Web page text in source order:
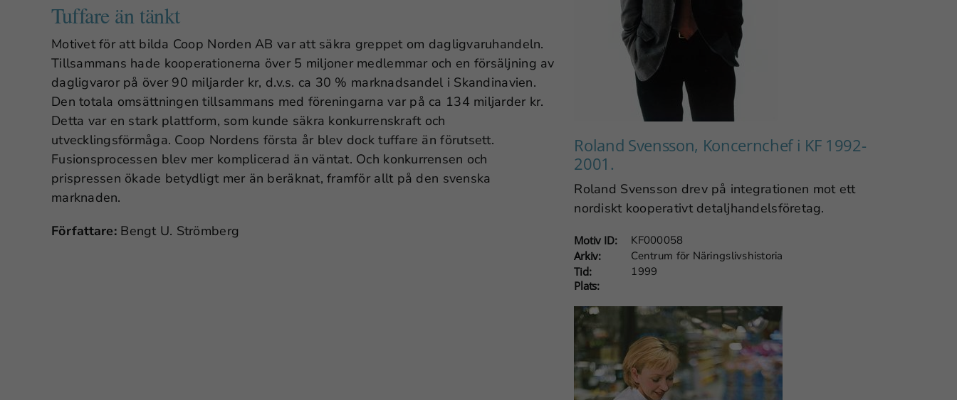
Tuffare än tänkt
Motivet för att bilda Coop Norden AB var att säkra greppet om dagligvaruhandeln.
Tillsammans hade kooperationerna över 5 miljoner medlemmar och en försäljning av
dagligvaror på över 90 miljarder kr, d.v.s. ca 30 % marknadsandel i Skandinavien.
Den totala omsättningen tillsammans med föreningarna var på ca 134 miljarder kr.
Detta var en stark plattform, som kunde säkra konkurrenskraft och
utvecklingsförmåga. Coop Nordens första år blev dock tuffare än förutsett.
Fusionsprocessen blev mer komplicerad än väntat. Och konkurrensen och
prispressen ökade betydligt mer än beräknat, framför allt på den svenska
marknaden.
Författare:Bengt U. Strömberg
Roland Svensson, Koncernchef i KF 1992-
2001.
Roland Svensson drev på integrationen mot ett
nordiskt kooperativt detaljhandelsföretag.
Motiv ID:
KF000058
Arkiv:
Centrum för Näringslivshistoria
Tid:
1999
Plats: